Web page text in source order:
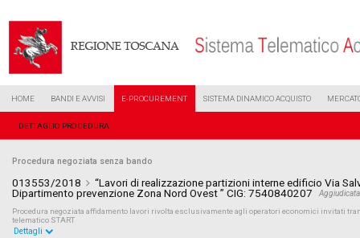
HOME BANDI E AVVISI E-PROCUREMENT SISTEMA DINAMICO ACQUISTO
DETTAGLIO PROCEDURA
Procedura negoziata senza bando
013553/2018
“Lavori di realizzazione partizioni interne edificio Via
Dipartimento prevenzione Zona Nord Ovest ” CIG: 7540840207
Aggiudicata
Procedura negoziata affidamento lavori rivolta esclusivamente agli operatori economici invitati
telematico START
Dettagli